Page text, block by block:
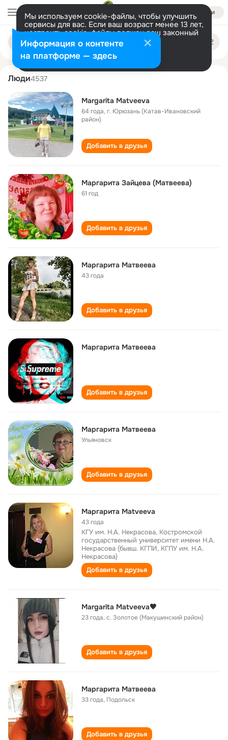
Войти
Мы используем cookie-файлы, чтобы улучшить
сервисы для вас. Если ваш возраст менее 13 лет,
настроить cookie-файлы должен ваш законный
представитель. Больше информации
Разрешить все Настроить
Поиск
людям
margarita matveeva
Люди4537
Margarita Matveeva
64 года,г. Юрюзань (Катав-Ивановский
район)
Добавить в друзья
Маргарита Зайцева (Матвеева)
61 год
Добавить в друзья
Маргарита Матвеева
43 года
Добавить в друзья
Маргарита Матвеева
Добавить в друзья
Маргарита Матвеева
Ульяновск
Добавить в друзья
Маргарита Matveeva
43 года
КГУ им. Н.А. Некрасова, Костромской
государственный университет имени Н.А.
Некрасова (бывш. КГПИ, КГПУ им. Н.А.
Некрасова)
Добавить в друзья
Margarita Matveeva🖤
23 года,с. Золотое (Макушинский район)
Добавить в друзья
Маргарита Матвеева
33 года, Подольск
Добавить в друзья
Информация о контенте
на платформе — здесь